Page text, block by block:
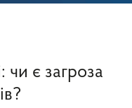
чи є загроза